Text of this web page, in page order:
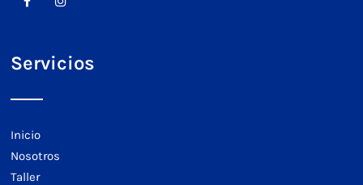
Servicios
Inicio
Nosotros
Taller